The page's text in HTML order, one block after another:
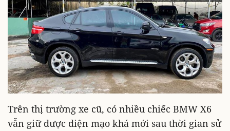
Trên thị trường xe cũ, có nhiều chiếc BMW X6
vẫn giữ được diện mạo khá mới sau thời gian sử